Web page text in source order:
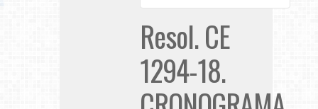
Resol. CE
1294-18.